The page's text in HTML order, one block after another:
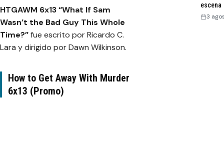
HTGAWM 6x13 “What If Sam
Wasn’t the Bad Guy This Whole
Time?”fue escrito por Ricardo C.
Lara y dirigido por Dawn Wilkinson.
How to Get Away With Murder
6x13 (Promo)
escena
3